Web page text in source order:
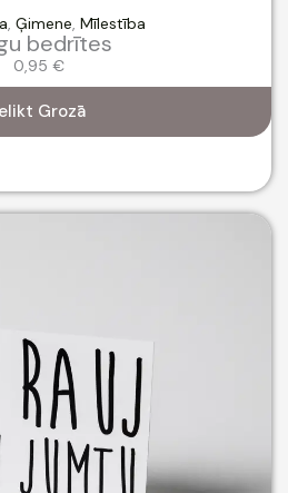
, Ģimene, Mīlestība
bedrītes
0,95 €
Grozā